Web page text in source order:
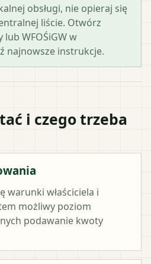
obsługi, nie opieraj się
liście. Otwórz
WFOŚiGW w
najnowsze instrukcje.
i czego trzeba
warunki właściciela i
możliwy poziom
podawanie kwoty